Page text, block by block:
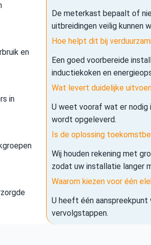
en
in
De meterkast bepaalt of
uitbreidingen veilig kunnen
Hoe helpt dit bij
Een goed voorbereide
inductiekoken en
Wat levert duidelijke
U weet vooraf wat er
wordt opgeleverd.
Is de oplossing
Wij houden rekening met
zodat uw installatie langer
Waarom kiezen voor één
U heeft één
vervolgstappen.